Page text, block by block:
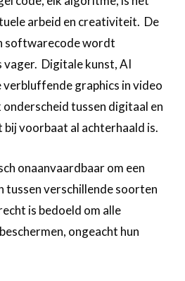
arbeid en creativiteit. De
softwarecode wordt
vager. Digitale kunst, AI
graphics in video
onderscheid tussen digitaal en
voorbaat al achterhaald is.
onaanvaardbaar om een
tussen verschillende soorten
is bedoeld om alle
ongeacht hun